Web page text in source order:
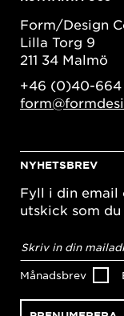
Form/Design
Lilla Torg 9
211 34 Malmö
+46 (0)40-664
NYHETSBREV
Fyll i din email
utskick som du
postadress*
Månadsbrev